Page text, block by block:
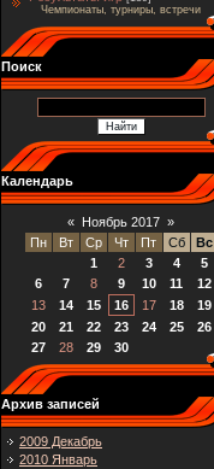
Чемпионаты, турниры, встречи
Поиск
Календарь
« Ноябрь 2017 »
Пн
Вт Ср Чт Пт Сб
Вс
1
2 3 4
5
6
7 8 9 10 11
12
13
14 15 16 17 18
19
20
21 22 23 24 25
26
27
28 29 30
Архив записей
2009 Декабрь
2010 Январь